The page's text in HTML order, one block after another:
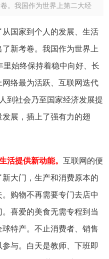
。我国作为世界上第二大经
联网 ...
国家到个人的发展、生活
新考卷。我国作为世界上
始终保持着稳中向好、长
络最为活跃、互联网迭代
到社会乃至国家经济发展提
展，插上了强有力的翅
活提供新动能。互联网的便
大门，生产和消费原本的
购物不再需要专门去店中
喜爱的美食无需专程到当
特产。不止消费者、销售
与。白天是教师、下班即